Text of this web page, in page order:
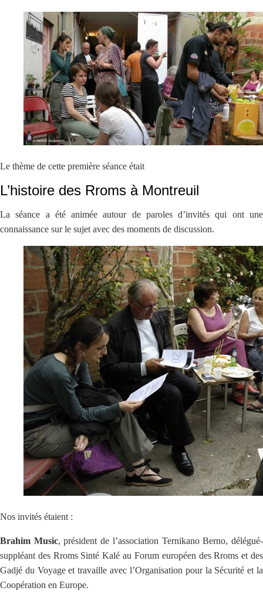
Le thème de cette première séance était
L’histoire des Rroms à Montreuil
La séance a été animée autour de paroles d’invités qui ont une
connaissance sur le sujet avec des moments de discussion.
Nos invités étaient :
Brahim Music, président de l’association Ternikano Berno, délégué-
suppléant des Rroms Sinté Kalé au Forum européen des Rroms et des
Gadjé du Voyage et travaille avec l’Organisation pour la Sécurité et la
Coopération en Europe.